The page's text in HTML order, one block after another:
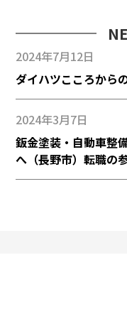
2024年7月12日
ダイハツこころから
2024年3月7日
鈑金塗装・自動車整
へ（長野市）転職の